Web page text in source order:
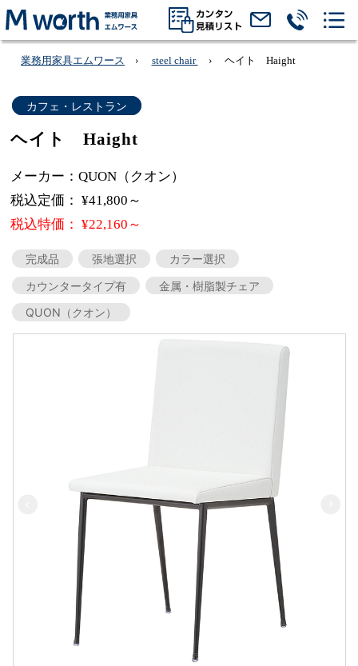
業務用家具エムワース steel chair ヘイト Haight
カフェ・レストラン
ヘイト Haight
メーカー：QUON（クオン）
税込定価： ¥41,800～
税込特価： ¥22,160～
完成品 張地選択
カラー選択
カウンタータイプ有
金属・樹脂製チェア
QUON（クオン）